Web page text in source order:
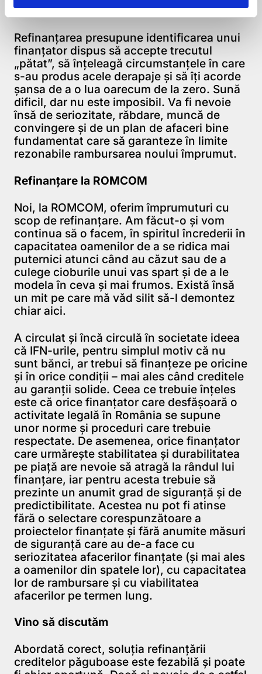
împrumutului iniţial.
Refinanţarea presupune identificarea unui
finanţator dispus să accepte trecutul
„pătat”, să înţeleagă circumstanţele în care
s-au produs acele derapaje şi să îţi acorde
şansa de a o lua oarecum de la zero. Sună
dificil, dar nu este imposibil. Va fi nevoie
însă de seriozitate, răbdare, muncă de
convingere şi de un plan de afaceri bine
fundamentat care să garanteze în limite
rezonabile rambursarea noului împrumut.
Refinanțare la ROMCOM
Noi, la ROMCOM, oferim împrumuturi cu
scop de refinanţare. Am făcut-o şi vom
continua să o facem, în spiritul încrederii în
capacitatea oamenilor de a se ridica mai
puternici atunci când au căzut sau de a
culege cioburile unui vas spart şi de a le
modela în ceva şi mai frumos. Există însă
un mit pe care mă văd silit să-l demontez
chiar aici.
A circulat şi încă circulă în societate ideea
că IFN-urile, pentru simplul motiv că nu
sunt bănci, ar trebui să finanţeze pe oricine
şi în orice condiţii – mai ales când creditele
au garanţii solide. Ceea ce trebuie înţeles
este că orice finanţator care desfăşoară o
activitate legală în România se supune
unor norme şi proceduri care trebuie
respectate. De asemenea, orice finanţator
care urmăreşte stabilitatea şi durabilitatea
pe piaţă are nevoie să atragă la rândul lui
finanţare, iar pentru acesta trebuie să
prezinte un anumit grad de siguranţă şi de
predictibilitate. Acestea nu pot fi atinse
fără o selectare corespunzătoare a
proiectelor finanţate şi fără anumite măsuri
de siguranţă care au de-a face cu
seriozitatea afacerilor finanţate (şi mai ales
a oamenilor din spatele lor), cu capacitatea
lor de rambursare şi cu viabilitatea
afacerilor pe termen lung.
Vino să discutăm
Abordată corect, soluţia refinanţării
creditelor păguboase este fezabilă şi poate